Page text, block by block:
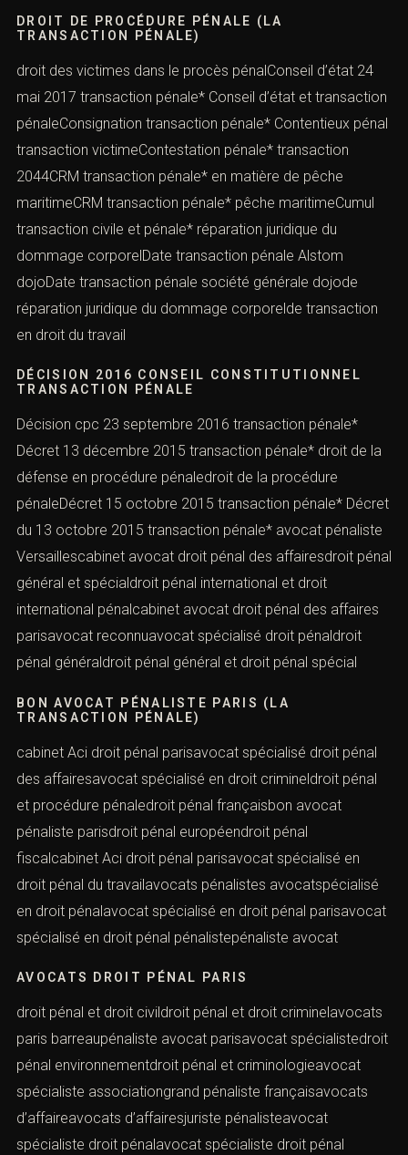
DROIT DE PROCÉDURE PÉNALE (LA
TRANSACTION PÉNALE)
droit des victimes dans le procès pénalConseil d’état 24
mai 2017 transaction pénale* Conseil d’état et transaction
pénaleConsignation transaction pénale* Contentieux pénal
transaction victimeContestation pénale* transaction
2044CRM transaction pénale* en matière de pêche
maritimeCRM transaction pénale* pêche maritimeCumul
transaction civile et pénale* réparation juridique du
dommage corporelDate transaction pénale Alstom
dojoDate transaction pénale société générale dojode
réparation juridique du dommage corporelde transaction
en droit du travail
DÉCISION 2016 CONSEIL CONSTITUTIONNEL
TRANSACTION PÉNALE
Décision cpc 23 septembre 2016 transaction pénale*
Décret 13 décembre 2015 transaction pénale* droit de la
défense en procédure pénaledroit de la procédure
pénaleDécret 15 octobre 2015 transaction pénale* Décret
du 13 octobre 2015 transaction pénale* avocat pénaliste
Versaillescabinet avocat droit pénal des affairesdroit pénal
général et spécialdroit pénal international et droit
international pénalcabinet avocat droit pénal des affaires
parisavocat reconnuavocat spécialisé droit pénaldroit
pénal généraldroit pénal général et droit pénal spécial
BON AVOCAT PÉNALISTE PARIS (LA
TRANSACTION PÉNALE)
cabinet Aci droit pénal parisavocat spécialisé droit pénal
des affairesavocat spécialisé en droit crimineldroit pénal
et procédure pénaledroit pénal françaisbon avocat
pénaliste parisdroit pénal européendroit pénal
fiscalcabinet Aci droit pénal parisavocat spécialisé en
droit pénal du travailavocats pénalistes avocatspécialisé
en droit pénalavocat spécialisé en droit pénal parisavocat
spécialisé en droit pénal pénalistepénaliste avocat
AVOCATS DROIT PÉNAL PARIS
droit pénal et droit civildroit pénal et droit criminelavocats
paris barreaupénaliste avocat parisavocat spécialistedroit
pénal environnementdroit pénal et criminologieavocat
spécialiste associationgrand pénaliste françaisavocats
d’affaireavocats d’affairesjuriste pénalisteavocat
spécialiste droit pénalavocat spécialiste droit pénal